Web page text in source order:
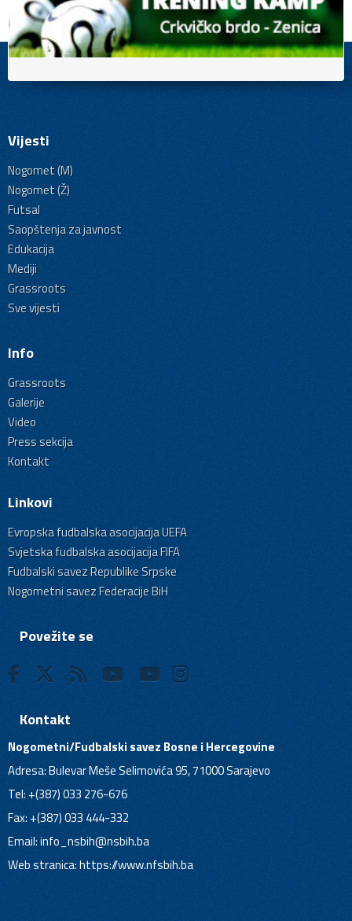
Vijesti
Nogomet (M)
Nogomet (Ž)
Futsal
Saopštenja za javnost
Edukacija
Mediji
Grassroots
Sve vijesti
Info
Grassroots
Galerije
Video
Press sekcija
Kontakt
Linkovi
Evropska fudbalska asocijacija UEFA
Svjetska fudbalska asocijacija FIFA
Fudbalski savez Republike Srpske
Nogometni savez Federacije BiH
Povežite se
Kontakt
Nogometni/Fudbalski savez Bosne i Hercegovine
Adresa: Bulevar Meše Selimovića 95, 71000 Sarajevo
Tel: +(387) 033 276-676
Fax: +(387) 033 444-332
Email:info_nsbih@nsbih.ba
Web stranica: https://www.nfsbih.ba